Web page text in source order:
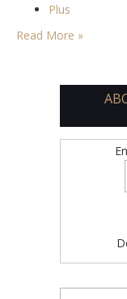
Plus
Read More »